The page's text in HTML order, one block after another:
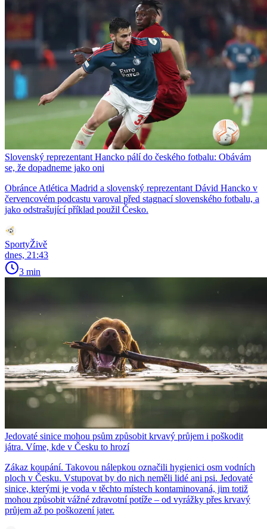
Slovenský reprezentant Hancko pálí do českého fotbalu: Obávám
se, že dopadneme jako oni
Obránce Atlética Madrid a slovenský reprezentant Dávid Hancko v
červencovém podcastu varoval před stagnací slovenského fotbalu, a
jako odstrašující příklad použil Česko.
SportyŽivě
dnes, 21:43
3 min
Jedovaté sinice mohou psům způsobit krvavý průjem i poškodit
játra. Víme, kde v Česku to hrozí
Zákaz koupání. Takovou nálepkou označili hygienici osm vodních
ploch v Česku. Vstupovat by do nich neměli lidé ani psi. Jedovaté
sinice, kterými je voda v těchto místech kontaminovaná, jim totiž
mohou způsobit vážné zdravotní potíže – od vyrážky přes krvavý
průjem až po poškození jater.